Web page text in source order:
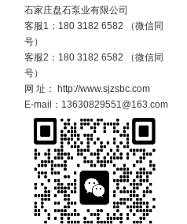
石家庄盘石泵业有限公司
客服1：180 3182 6582 （微信同
号）
客服2：180 3182 6582 （微信同
号）
网 址： http://www.sjzsbc.com
E-mail：13630829551@163.com